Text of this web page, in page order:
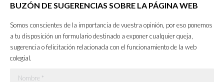
opens
new
window
opens
new
window
opens
new
window
opens
in
new
window
BUZÓN DE SUGERENCIAS SOBRE LA PÁGINA WEB
Somos conscientes de la importancia de vuestra opinión, por eso ponemos
a tu disposición un formulario destinado a exponer cualquier queja,
sugerencia o felicitación relacionada con el funcionamiento de la web
colegial.
Nombre *